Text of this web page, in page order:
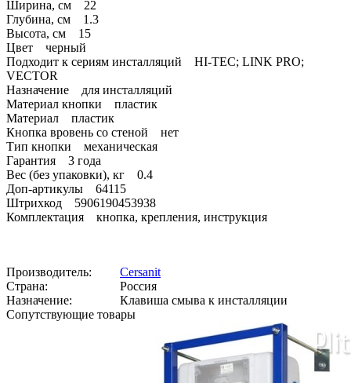
Ширина, см 22
Глубина, см 1.3
Высота, см 15
Цвет черный
Подходит к сериям инсталляций HI-TEC; LINK PRO;
VECTOR
Назначение для инсталляций
Материал кнопки пластик
Материал пластик
Кнопка вровень со стеной нет
Тип кнопки механическая
Гарантия 3 года
Вес (без упаковки), кг 0.4
Доп-артикулы 64115
Штрихкод 5906190453938
Комплектация кнопка, крепления, инструкция
Производитель:
Cersanit
Страна:
Россия
Назначение:
Клавиша смыва к инсталляции
Сопутствующие товары